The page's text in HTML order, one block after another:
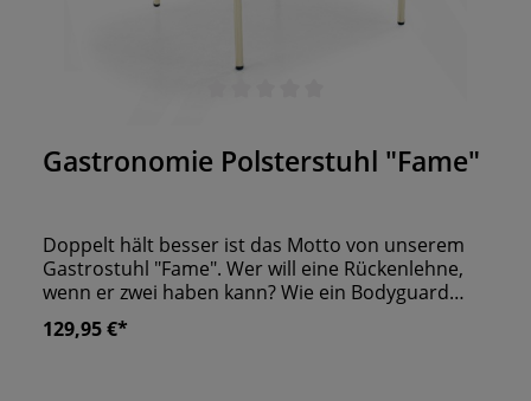
Gastronomie Polsterstuhl "Fame"
Doppelt hält besser ist das Motto von unserem
Gastrostuhl "Fame". Wer will eine Rückenlehne,
wenn er zwei haben kann? Wie ein Bodyguard
beschützt die horizontale Rückenlehne mit den
länglichen Nähten die eigentliche Sitzfläche.
129,95 €*